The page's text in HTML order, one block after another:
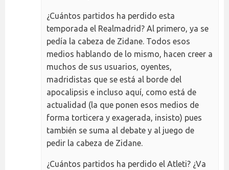
¿Cuántos partidos ha perdido esta
temporada el Realmadrid? Al primero, ya se
pedía la cabeza de Zidane. Todos esos
medios hablando de lo mismo, hacen creer a
muchos de sus usuarios, oyentes,
madridistas que se está al borde del
apocalipsis e incluso aquí, como está de
actualidad (la que ponen esos medios de
forma torticera y exagerada, insisto) pues
también se suma al debate y al juego de
pedir la cabeza de Zidane.
¿Cuántos partidos ha perdido el Atleti? ¿Va